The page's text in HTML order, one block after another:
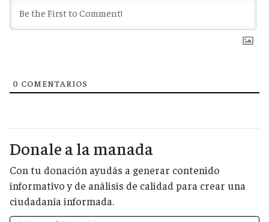
0 COMENTARIOS
Donale a la manada
Con tu donación ayudás a generar contenido
informativo y de análisis de calidad para crear una
ciudadanía informada.